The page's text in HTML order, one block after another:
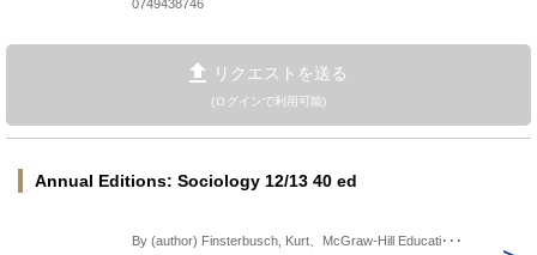
0749438746
リクエストを送る
(ログインで利用可能)
Annual Editions: Sociology 12/13 40 ed
By (author) Finsterbusch, Kurt、McGraw-Hill Educati･･･